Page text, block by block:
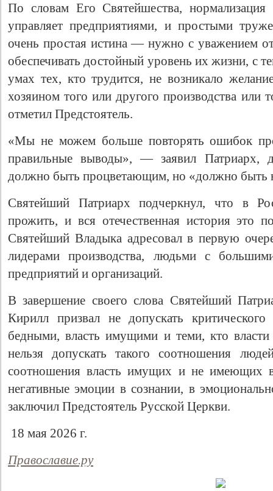
По словам Его Святейшества,
управляет предприятиями, и простыми
очень простая истина — нужно с уважением
обеспечивать достойный уровень их жизни, с
умах тех, кто трудится, не возникало
хозяином того или другого производства
отметил Предстоятель.
«Мы не можем больше повторять ошибок
правильные выводы», — заявил Патриарх,
должно быть процветающим, но «должно быть
Святейший Патриарх подчеркнул, что в
прожить, и вся отечественная история это
Святейший Владыка адресовал в первую
лидерами производства, людьми с
предприятий и организаций.
В завершение своего слова Святейший
Кирилл призвал не допускать
бедными, власть имущими и теми, кто
нельзя допускать такого соотношения
соотношения власть имущих и не имеющих
негативные эмоции в сознании, в
заключил Предстоятель Русской Церкви.
18 мая 2026 г.
Православие.ру
Свидетельство